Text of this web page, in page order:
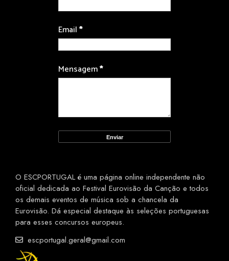
Email*
Mensagem*
O ESCPORTUGAL é uma página online independente não
oficial dedicada ao Festival Eurovisão da Canção e todos
os demais eventos de música sob a chancela da
Eurovisão. Dá especial destaque às seleções portuguesas
para esses concursos europeus.
escportugal.geral@gmail.com